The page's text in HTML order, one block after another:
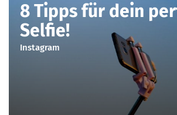
8 Tipps für dein
Selfie!
Instagram